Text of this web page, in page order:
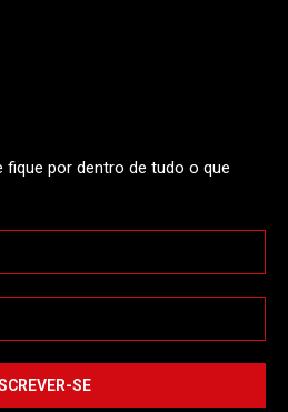
por dentro de tudo o que